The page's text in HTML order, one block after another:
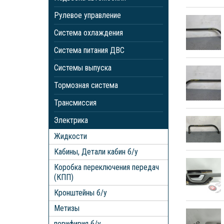
Рулевое управление
Система охлаждения
Система питания ДВС
Системы выпуска
Тормозная система
Трансмиссия
Электрика
Жидкости
Кабины, Детали кабин б/у
Коробка переключения передач
(КПП)
Кронштейны б/у
Метизы